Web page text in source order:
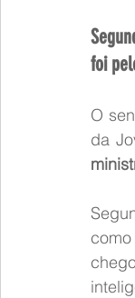
foi
O
da